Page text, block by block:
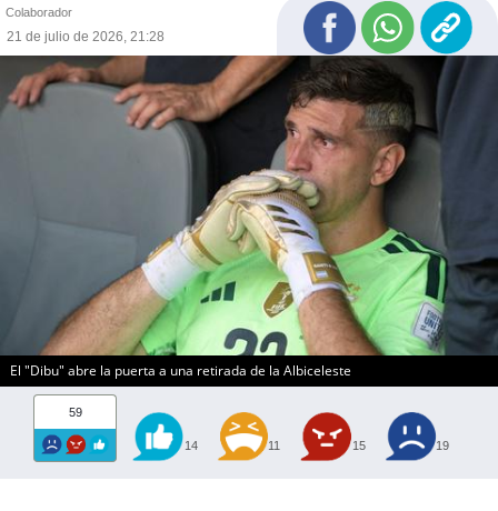
Colaborador
21 de julio de 2026, 21:28
El "Dibu" abre la puerta a una retirada de la Albiceleste
59
14 11 15 19